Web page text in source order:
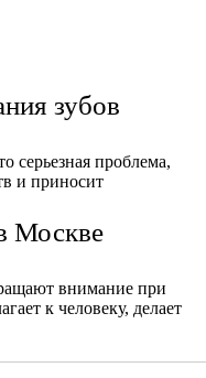
серьезная проблема,
и приносит
внимание при
к человеку, делает